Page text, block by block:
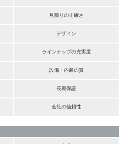
見積りの正確さ
デザイン
ラインナップの充実度
設備・内装の質
長期保証
会社の信頼性